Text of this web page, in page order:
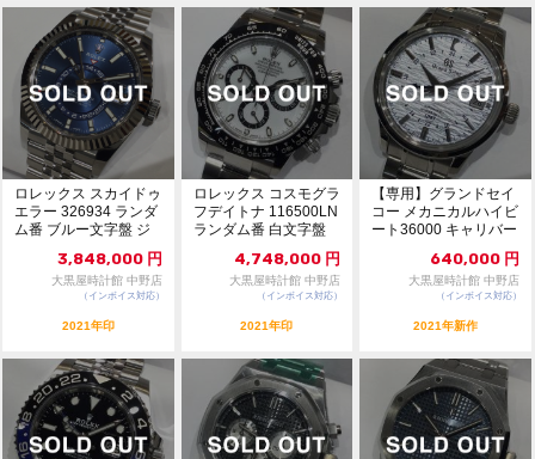
ロレックス スカイドゥ
エラー 326934 ランダ
ム番 ブルー文字盤 ジ
3,848,000 円
大黒屋時計館 中野店
（インボイス対応）
2021年印
ロレックス コスモグラ
フデイトナ 116500LN
ランダム番 白文字盤
4,748,000 円
大黒屋時計館 中野店
（インボイス対応）
2021年印
【専用】グランドセイ
コー メカニカルハイビ
ート36000 キャリバー
640,000 円
大黒屋時計館 中野店
（インボイス対応）
2021年新作